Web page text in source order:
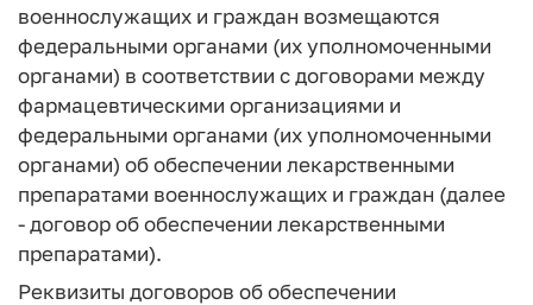
военнослужащих и граждан возмещаются
федеральными органами (их уполномоченными
органами) в соответствии с договорами между
фармацевтическими организациями и
федеральными органами (их уполномоченными
органами) об обеспечении лекарственными
препаратами военнослужащих и граждан (далее
- договор об обеспечении лекарственными
препаратами).
Реквизиты договоров об обеспечении